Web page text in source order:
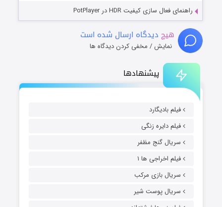
پیشنهادها
فیلم بادیگارد
فیلم دایره زنگی
سریال گنج مظفر
فیلم اخراجی ها ۱
سریال بازی مرکب
سریال پوست شیر
راهنمای فعال سازی کیفیت HDR در PotPlayer
هیچ دیدگاه ارسال شده است
نمایش / مخفی کردن دیدگاه ها